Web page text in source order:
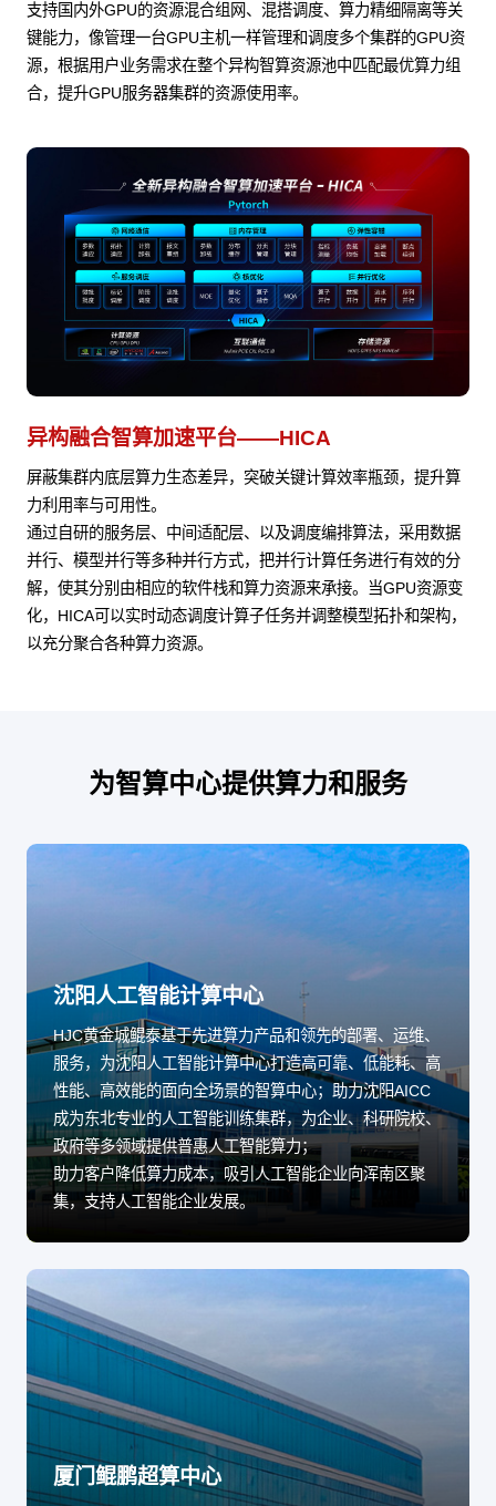
支持国内外GPU的资源混合组网、混搭调度、算力精细隔离等关
键能力，像管理一台GPU主机一样管理和调度多个集群的GPU资
源，根据用户业务需求在整个异构智算资源池中匹配最优算力组
合，提升GPU服务器集群的资源使用率。
异构融合智算加速平台——HICA
屏蔽集群内底层算力生态差异，突破关键计算效率瓶颈，提升算
力利用率与可用性。
通过自研的服务层、中间适配层、以及调度编排算法，采用数据
并行、模型并行等多种并行方式，把并行计算任务进行有效的分
解，使其分别由相应的软件栈和算力资源来承接。当GPU资源变
化，HICA可以实时动态调度计算子任务并调整模型拓扑和架构，
以充分聚合各种算力资源。
为智算中心提供算力和服务
沈阳人工智能计算中心
HJC黄金城鲲泰基于先进算力产品和领先的部署、运维、
服务，为沈阳人工智能计算中心打造高可靠、低能耗、高
性能、高效能的面向全场景的智算中心；助力沈阳AICC
成为东北专业的人工智能训练集群，为企业、科研院校、
政府等多领域提供普惠人工智能算力；
助力客户降低算力成本，吸引人工智能企业向浑南区聚
集，支持人工智能企业发展。
厦门鲲鹏超算中心